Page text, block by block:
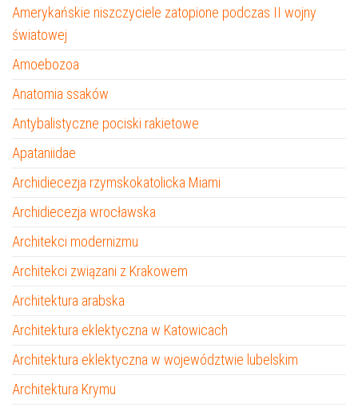
Amerykańskie niszczyciele zatopione podczas II wojny
światowej
Amoebozoa
Anatomia ssaków
Antybalistyczne pociski rakietowe
Apataniidae
Archidiecezja rzymskokatolicka Miami
Archidiecezja wrocławska
Architekci modernizmu
Architekci związani z Krakowem
Architektura arabska
Architektura eklektyczna w Katowicach
Architektura eklektyczna w województwie lubelskim
Architektura Krymu